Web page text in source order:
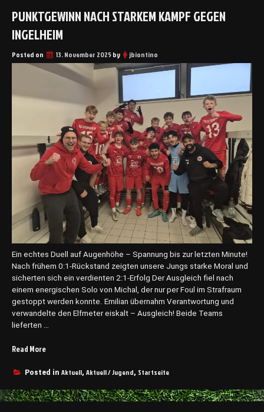
2
6
“
G
P
f
e
d
d
i
m
g
h
i
t
i
n
e
r
p
e
r
n
e
l
l
PUNKTGEWINN NACH STARKEM KAMPF GEGEN
INGELHEIM
Posted on 13. November 2025by jbiontino
Ein echtes Duell auf Augenhöhe – Spannung bis zur letzten Minute!
Nach frühem 0:1-Rückstand zeigten unsere Jungs starke Moral und
sicherten sich ein verdienten 2:1-Erfolg Der Ausgleich fiel nach
einem energischen Solo von Michal, der nur per Foul im Strafraum
gestoppt werden konnte. Emilian übernahm Verantwortung und
verwandelte den Elfmeter eiskalt – Ausgleich! Beide Teams
lieferten …
Read More
u
k
Posted in Aktuell, Aktuell / Jugend, Startseite